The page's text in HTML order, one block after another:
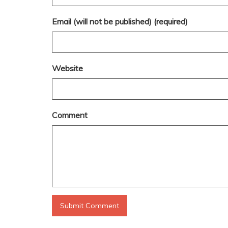
Email (will not be published) (required)
Website
Comment